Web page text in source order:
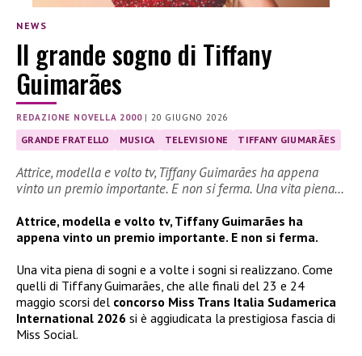
NEWS
Il grande sogno di Tiffany
Guimarães
REDAZIONE NOVELLA 2000|20 GIUGNO 2026
GRANDE FRATELLO MUSICA TELEVISIONE TIFFANY GIUMARÃES
Attrice, modella e volto tv, Tiffany Guimarães ha appena
vinto un premio importante. E non si ferma. Una vita piena…
Attrice, modella e volto tv, Tiffany Guimarães ha
appena vinto un premio importante. E non si ferma.
Una vita piena di sogni e a volte i sogni si realizzano. Come
quelli di Tiffany Guimarães, che alle finali del 23 e 24
maggio scorsi del concorso Miss Trans Italia Sudamerica
International 2026 si è aggiudicata la prestigiosa fascia di
Miss Social.